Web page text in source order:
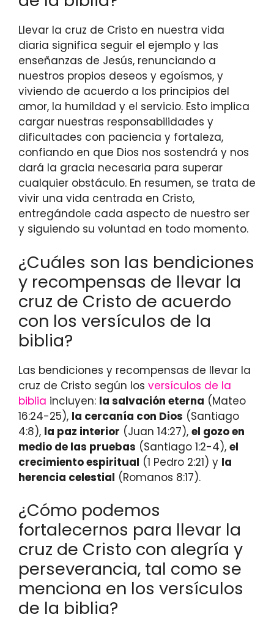
Llevar la cruz de Cristo en nuestra vida
diaria significa seguir el ejemplo y las
enseñanzas de Jesús, renunciando a
nuestros propios deseos y egoísmos, y
viviendo de acuerdo a los principios del
amor, la humildad y el servicio. Esto implica
cargar nuestras responsabilidades y
dificultades con paciencia y fortaleza,
confiando en que Dios nos sostendrá y nos
dará la gracia necesaria para superar
cualquier obstáculo. En resumen, se trata de
vivir una vida centrada en Cristo,
entregándole cada aspecto de nuestro ser
y siguiendo su voluntad en todo momento.
¿Cuáles son las bendiciones
y recompensas de llevar la
cruz de Cristo de acuerdo
con los versículos de la
biblia?
Las bendiciones y recompensas de llevar la
cruz de Cristo según los versículos de la
biblia incluyen: la salvación eterna (Mateo
16:24-25), la cercanía con Dios (Santiago
4:8), la paz interior (Juan 14:27), el gozo en
medio de las pruebas (Santiago 1:2-4), el
crecimiento espiritual (1 Pedro 2:21) y la
herencia celestial (Romanos 8:17).
¿Cómo podemos
fortalecernos para llevar la
cruz de Cristo con alegría y
perseverancia, tal como se
menciona en los versículos
de la biblia?